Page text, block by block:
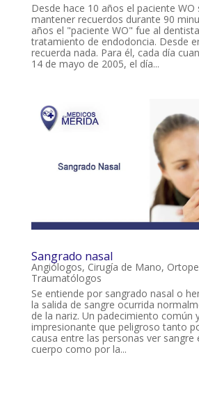
Desde hace 10 años el paciente WO
mantener recuerdos durante 90
años el "paciente WO" fue al
tratamiento de endodoncia. Desde
recuerda nada. Para él, cada día
14 de mayo de 2005, el día...
Sangrado nasal
Angiólogos, Cirugía de Mano,
Traumatólogos
Se entiende por sangrado nasal o
la salida de sangre ocurrida
de la nariz. Un padecimiento común
impresionante que peligroso tanto
causa entre las personas ver sangre
cuerpo como por la...